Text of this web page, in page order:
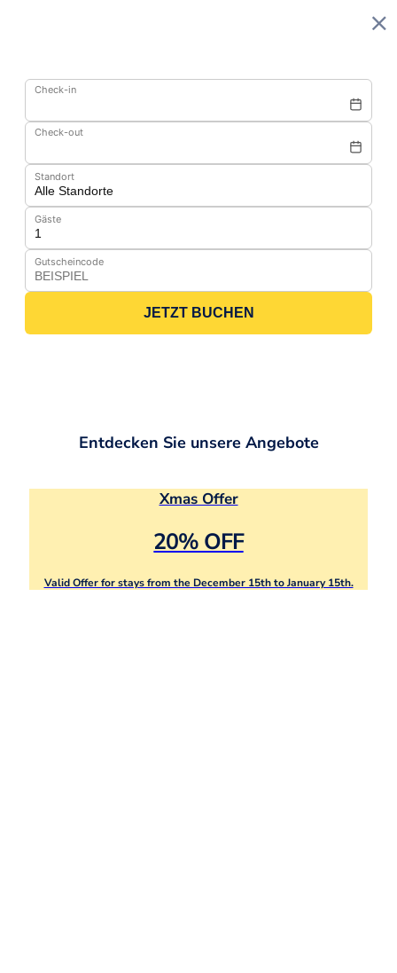
Check-in
Check-out
Standort
Gäste
Gutscheincode
JETZT BUCHEN
Entdecken Sie unsere Angebote
Xmas Offer
20% OFF
Valid Offer for stays from the December 15th to January 15th.